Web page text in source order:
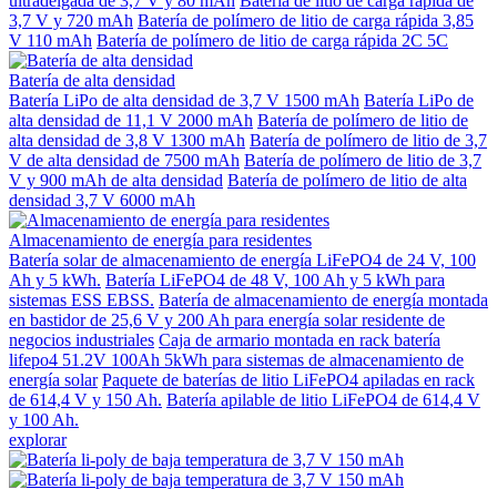
3,7 V y 720 mAh Batería de polímero de litio de carga rápida 3,85
V 110 mAh Batería de polímero de litio de carga rápida 2C 5C
Batería de alta densidad
Batería LiPo de alta densidad de 3,7 V 1500 mAh Batería LiPo de
alta densidad de 11,1 V 2000 mAh Batería de polímero de litio de
alta densidad de 3,8 V 1300 mAh Batería de polímero de litio de 3,7
V de alta densidad de 7500 mAh Batería de polímero de litio de 3,7
V y 900 mAh de alta densidad Batería de polímero de litio de alta
densidad 3,7 V 6000 mAh
Almacenamiento de energía para residentes
Batería solar de almacenamiento de energía LiFePO4 de 24 V, 100
Ah y 5 kWh. Batería LiFePO4 de 48 V, 100 Ah y 5 kWh para
sistemas ESS EBSS. Batería de almacenamiento de energía montada
en bastidor de 25,6 V y 200 Ah para energía solar residente de
negocios industriales Caja de armario montada en rack batería
lifepo4 51.2V 100Ah 5kWh para sistemas de almacenamiento de
energía solar Paquete de baterías de litio LiFePO4 apiladas en rack
de 614,4 V y 150 Ah. Batería apilable de litio LiFePO4 de 614,4 V
y 100 Ah.
explorar